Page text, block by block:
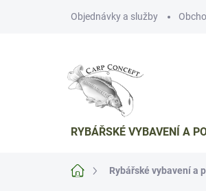
Objednávky a služby
RYBÁŘSKÉ VYBAVENÍ A
Domů Rybářské vybavení a